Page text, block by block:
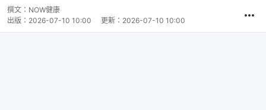
撰文： NOW健康
出版： 2026-07-10 10:00 更新： 2026-07-10 10:00